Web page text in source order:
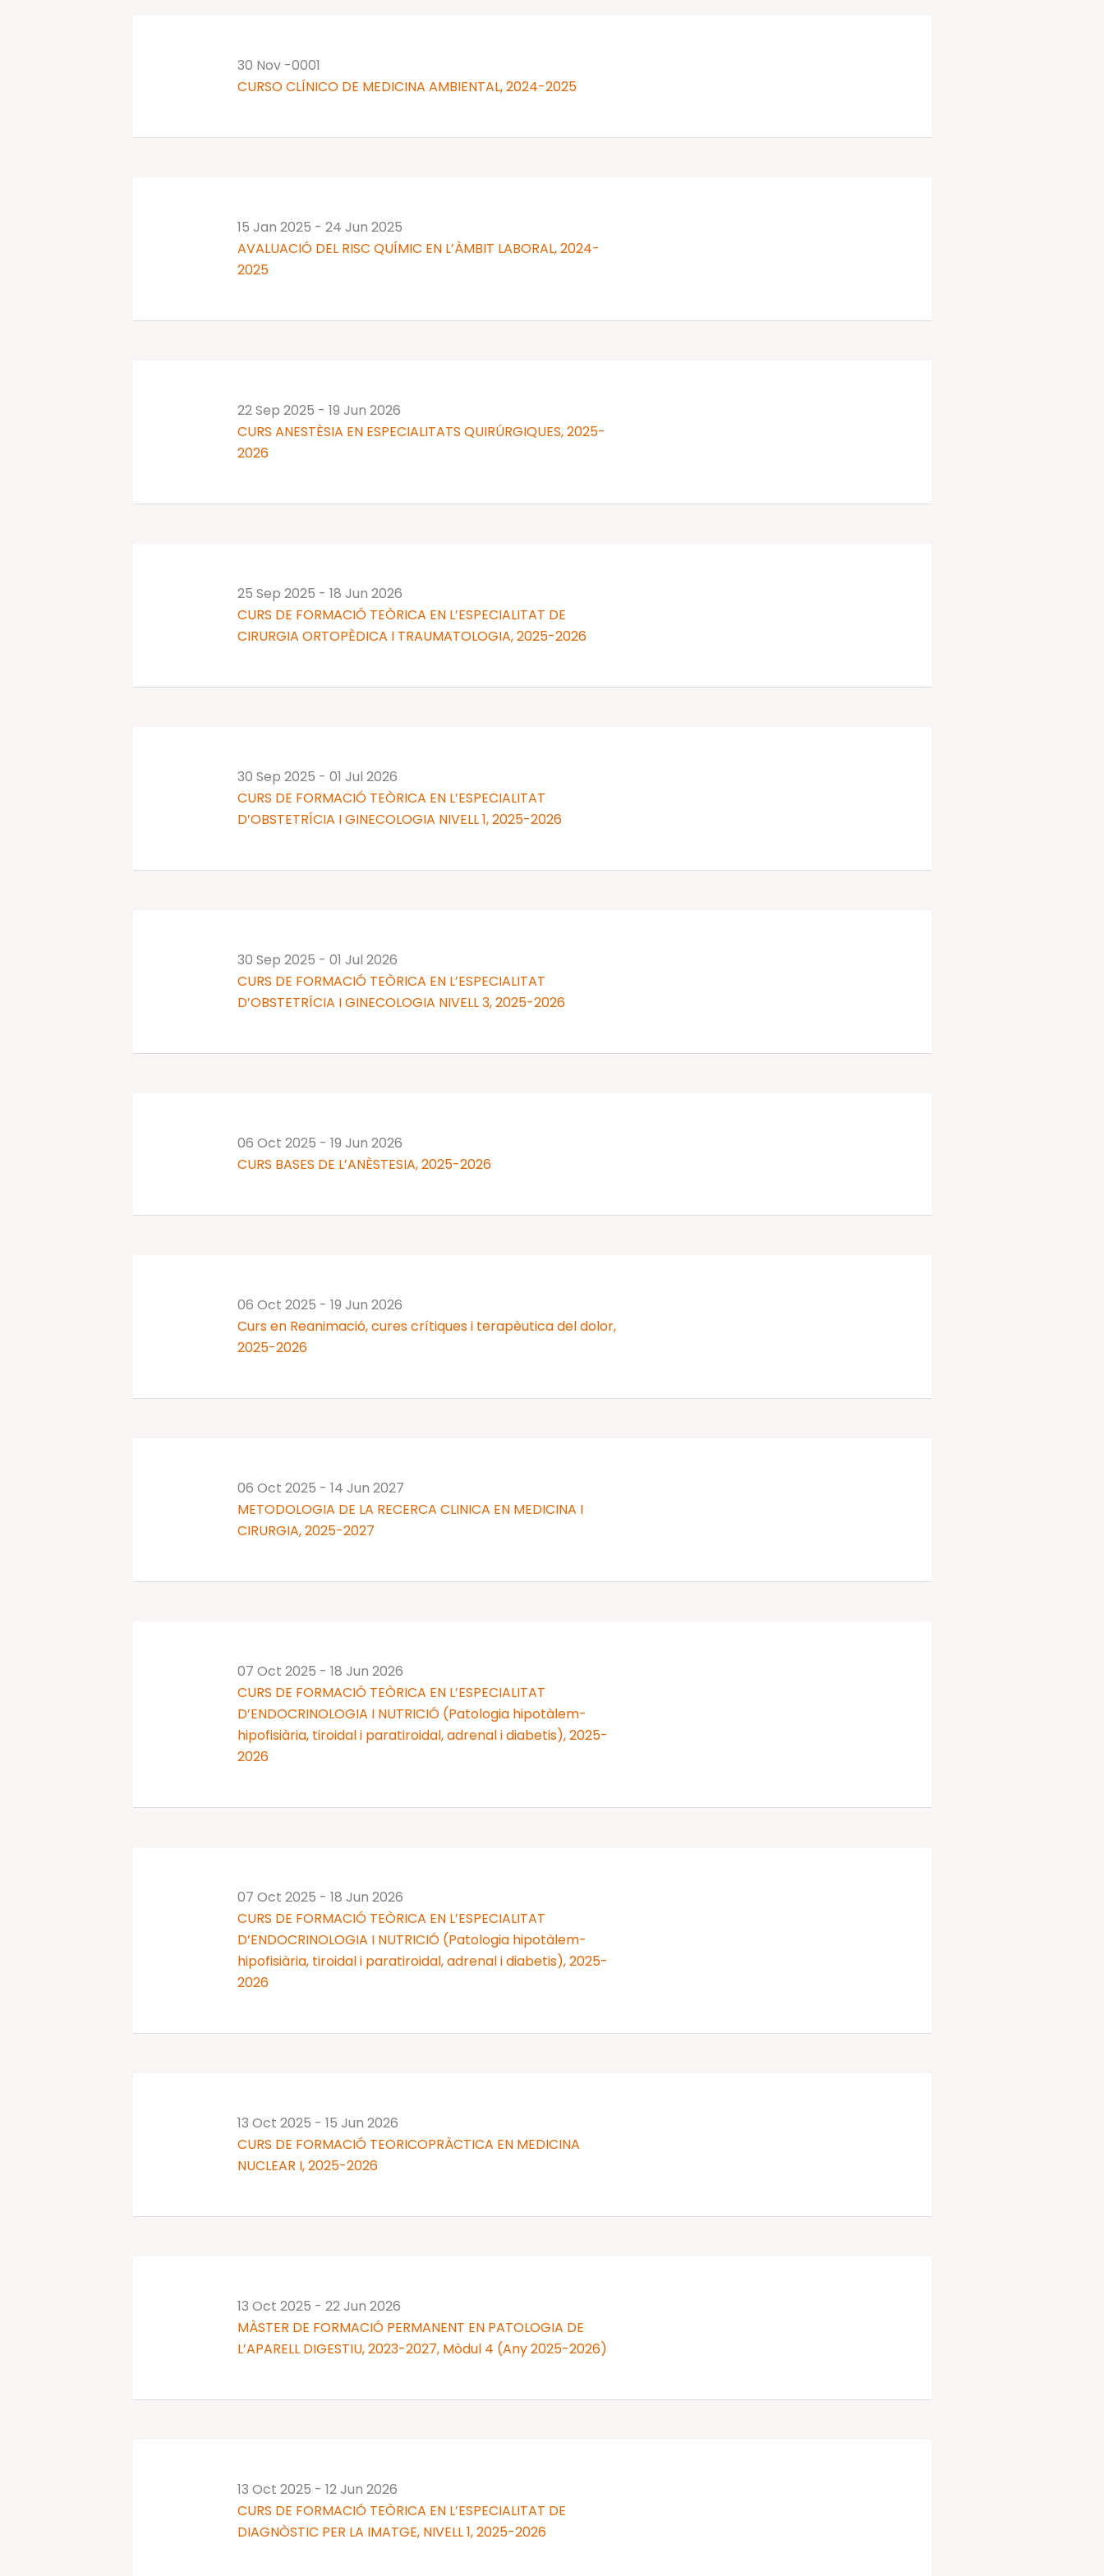
CURSO CLÍNICO DE MEDICINA AMBIENTAL, 2024-2025
30 Nov -0001
AVALUACIÓ DEL RISC QUÍMIC EN L’ÀMBIT LABORAL, 2024-
2025
15 Jan 2025 - 24 Jun 2025
CURS ANESTÈSIA EN ESPECIALITATS QUIRÚRGIQUES, 2025-
2026
22 Sep 2025 - 19 Jun 2026
CURS DE FORMACIÓ TEÒRICA EN L’ESPECIALITAT DE
CIRURGIA ORTOPÈDICA I TRAUMATOLOGIA, 2025-2026
25 Sep 2025 - 18 Jun 2026
CURS DE FORMACIÓ TEÒRICA EN L’ESPECIALITAT
D’OBSTETRÍCIA I GINECOLOGIA NIVELL 1, 2025-2026
30 Sep 2025 - 01 Jul 2026
CURS DE FORMACIÓ TEÒRICA EN L’ESPECIALITAT
D’OBSTETRÍCIA I GINECOLOGIA NIVELL 3, 2025-2026
30 Sep 2025 - 01 Jul 2026
CURS BASES DE L’ANÈSTESIA, 2025-2026
06 Oct 2025 - 19 Jun 2026
Curs en Reanimació, cures crítiques i terapèutica del dolor,
2025-2026
06 Oct 2025 - 19 Jun 2026
METODOLOGIA DE LA RECERCA CLINICA EN MEDICINA I
CIRURGIA, 2025-2027
06 Oct 2025 - 14 Jun 2027
CURS DE FORMACIÓ TEÒRICA EN L’ESPECIALITAT
D’ENDOCRINOLOGIA I NUTRICIÓ (Patologia hipotàlem-
hipofisiària, tiroidal i paratiroidal, adrenal i diabetis), 2025-
2026
07 Oct 2025 - 18 Jun 2026
CURS DE FORMACIÓ TEÒRICA EN L’ESPECIALITAT
D’ENDOCRINOLOGIA I NUTRICIÓ (Patologia hipotàlem-
hipofisiària, tiroidal i paratiroidal, adrenal i diabetis), 2025-
2026
07 Oct 2025 - 18 Jun 2026
CURS DE FORMACIÓ TEORICOPRÀCTICA EN MEDICINA
NUCLEAR I, 2025-2026
13 Oct 2025 - 15 Jun 2026
MÀSTER DE FORMACIÓ PERMANENT EN PATOLOGIA DE
L’APARELL DIGESTIU, 2023-2027, Mòdul 4 (Any 2025-2026)
13 Oct 2025 - 22 Jun 2026
CURS DE FORMACIÓ TEÒRICA EN L’ESPECIALITAT DE
DIAGNÒSTIC PER LA IMATGE, NIVELL 1, 2025-2026
13 Oct 2025 - 12 Jun 2026